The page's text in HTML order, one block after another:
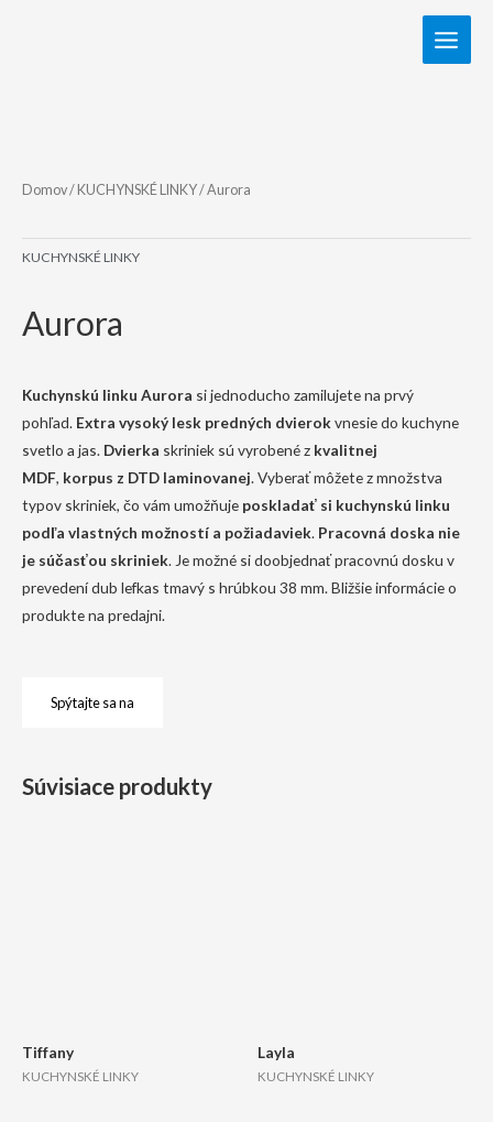
Domov/ KUCHYNSKÉ LINKY/ Aurora
KUCHYNSKÉ LINKY
Aurora
Kuchynskú linku Aurora si jednoducho zamilujete na prvý
pohľad. Extra vysoký lesk predných dvierok vnesie do kuchyne
svetlo a jas. Dvierka skriniek sú vyrobené z kvalitnej
MDF, korpus z DTD laminovanej. Vyberať môžete z množstva
typov skriniek, čo vám umožňuje poskladať si kuchynskú linku
podľa vlastných možností a požiadaviek. Pracovná doska nie
je súčasťou skriniek. Je možné si doobjednať pracovnú dosku v
prevedení dub lefkas tmavý s hrúbkou 38 mm. Bližšie informácie o
produkte na predajni.
Spýtajte sa na
Súvisiace produkty
Tiffany
KUCHYNSKÉ LINKY
Layla
KUCHYNSKÉ LINKY